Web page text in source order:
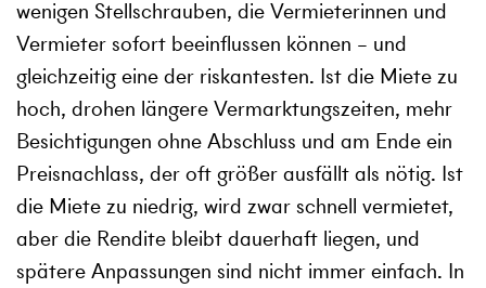
wenigen Stellschrauben, die Vermieterinnen und
Vermieter sofort beeinflussen können – und
gleichzeitig eine der riskantesten. Ist die Miete zu
hoch, drohen längere Vermarktungszeiten, mehr
Besichtigungen ohne Abschluss und am Ende ein
Preisnachlass, der oft größer ausfällt als nötig. Ist
die Miete zu niedrig, wird zwar schnell vermietet,
aber die Rendite bleibt dauerhaft liegen, und
spätere Anpassungen sind nicht immer einfach. In